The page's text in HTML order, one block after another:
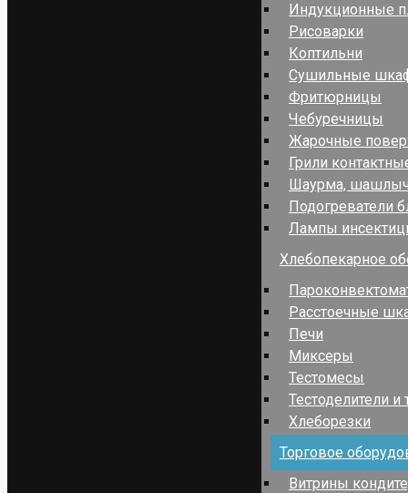
Индукционные
Рисоварки
Коптильни
Сушильные
Фритюрницы
Чебуречницы
Жарочные
Грили
Шаурма,
Подогреватели
Лампы
Хлебопекарное
Расстоечные
Печи
Миксеры
Тестомесы
Тестоделители и
Хлеборезки
Торговое
Витрины